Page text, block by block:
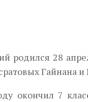
родился 28
Гайнана
окончил 7